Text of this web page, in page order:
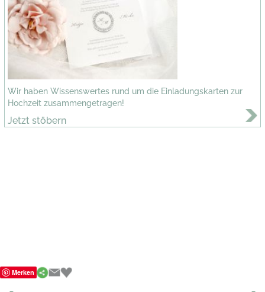
Wir haben Wissenswertes rund um die Einladungskarten zur
Hochzeit zusammengetragen!
Jetzt stöbern
Merken